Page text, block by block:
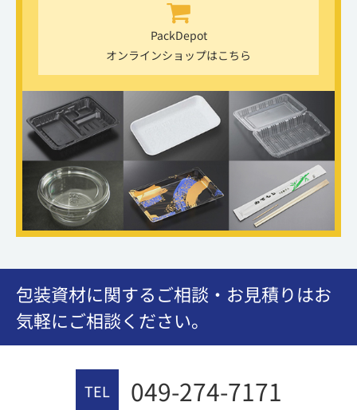
PackDepot
オンラインショップはこちら
包装資材に関するご相談・お見積りはお
気軽にご相談ください。
TEL 049-274-7171